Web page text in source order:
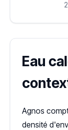
Eau
Agnos
densité